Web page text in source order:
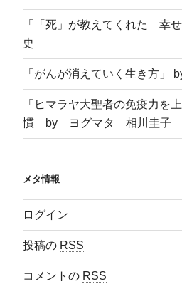
「「死」が教えてくれた 幸
史
「がんが消えていく生き方」
「ヒマラヤ大聖者の免疫力を
慣 by ヨグマタ 相川圭子
メタ情報
ログイン
投稿の RSS
コメントの RSS